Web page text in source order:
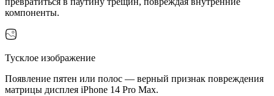
компоненты.
Тусклое изображение
Появление пятен или полос — верный признак повреждения
матрицы дисплея iPhone 14 Pro Max.